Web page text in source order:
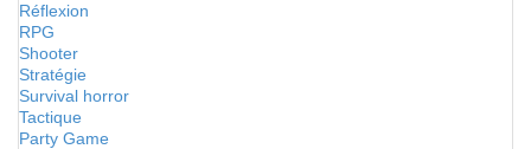
Réflexion
RPG
Shooter
Stratégie
Survival horror
Tactique
Party Game